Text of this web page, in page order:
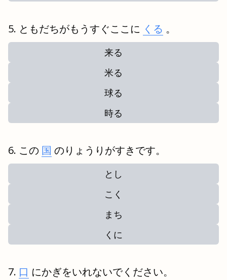
ともだちがもうすぐここに くる 。
来る
米る
球る
時る
この 国 のりょうりがすきです。
とし
こく
まち
くに
口 にかぎをいれないでください。